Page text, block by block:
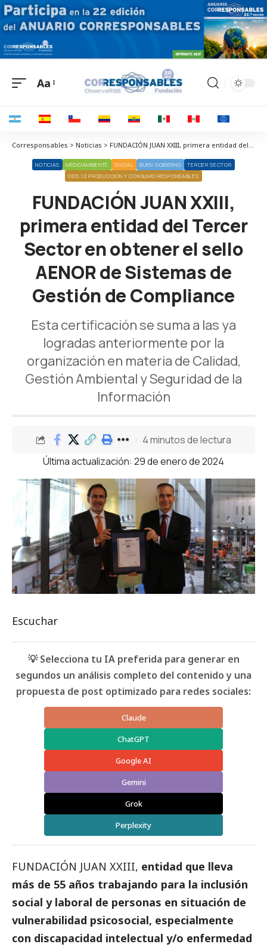
Aa
Corresponsables > Noticias > FUNDACIÓN JUAN XXIII, primera entidad del Tercer Sector en obtener el sello AENOR de Sistemas de Gestión de Compliance
NOTICIAS MEDIOAMBIENTE SOCIAL BUEN GOBIERNO
TERCER SECTOR
ODS 12 PRODUCCIÓN Y CONSUMO RESPONSABLES
FUNDACIÓN JUAN XXIII,
primera entidad del Tercer
Sector en obtener el sello
AENOR de Sistemas de
Gestión de Compliance
Esta certificación se suma a las ya
logradas anteriormente por la
organización en materia de Calidad,
Gestión Ambiental y Seguridad de la
Información
Última actualización: 29 de enero de 2024
4 minutos de lectura
Escuchar
💡 Selecciona tu IA preferida para generar en
segundos un análisis completo del contenido y una
propuesta de post optimizado para redes sociales:
Claude
ChatGPT
Google AI
Gemini
Grok
Perplexity
FUNDACIÓN JUAN XXIII, entidad que lleva
más de 55 años trabajando para la inclusión
social y laboral de personas en situación de
vulnerabilidad psicosocial, especialmente
con discapacidad intelectual y/o enfermedad